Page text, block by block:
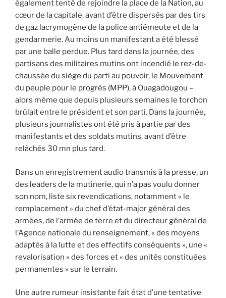
également tenté de rejoindre la place de la Nation, au
cœur de la capitale, avant d’être dispersés par des tirs
de gaz lacrymogène de la police antiémeute et de la
gendarmerie. Au moins un manifestant a été blessé
par une balle perdue. Plus tard dans la journée, des
partisans des militaires mutins ont incendié le rez-de-
chaussée du siège du parti au pouvoir, le Mouvement
du peuple pour le progrès (MPP), à Ouagadougou –
alors même que depuis plusieurs semaines le torchon
brûlait entre le président et son parti. Dans la journée,
plusieurs journalistes ont été pris à partie par des
manifestants et des soldats mutins, avant d’être
relâchés 30 mn plus tard.
Dans un enregistrement audio transmis à la presse, un
des leaders de la mutinerie, qui n’a pas voulu donner
son nom, liste six revendications, notamment « le
remplacement » du chef d’état-major général des
armées, de l’armée de terre et du directeur général de
l’Agence nationale du renseignement, « des moyens
adaptés à la lutte et des effectifs conséquents », une «
revalorisation » des forces et « des unités constituées
permanentes » sur le terrain.
Une autre rumeur insistante fait état d’une tentative